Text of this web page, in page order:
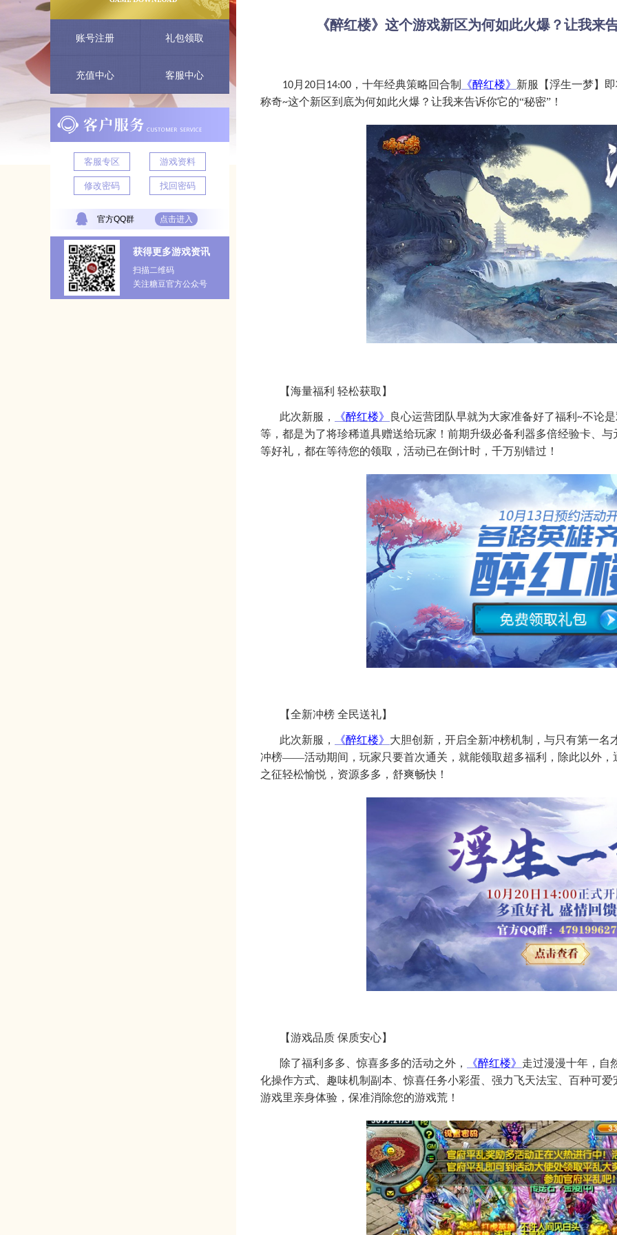
账号注册 礼包领取
充值中心 客服中心
客服专区 游戏资料
修改密码 找回密码
官方QQ群 点击进入
获得更多游戏资讯
扫描二维码
关注糖豆官方公众号
《醉红楼》这个游戏新区为何如此火爆？让我来
10月 20日 14:00 ，十年经典策略回合制 《醉红楼》 新服【浮生一梦】
称奇~这个新区到底为何如此火爆？让我来告诉你它的“秘密”！
【海量福利 轻松获取 】
此次新服， 《醉红楼》 良心运营团队早就为大家准备好了福利 ~不论
等，都是为了将珍稀道具赠送给玩家！前期升级必备利器多倍经验卡、
等好礼，都在等待您的领取，活动已在倒计时，千万别错过！
【全新冲榜 全民送礼】
此次新服， 《醉红楼》 大胆创新，开启全新冲榜机制，与只有第一名
冲榜——活动期间，玩家只要首次通关，就能领取超多福利，除此以外，
之征轻松愉悦，资源多多，舒爽畅快！
【游戏品质 保质安心】
除了福利多多、惊喜多多的活动之外， 《醉红楼》 走过漫漫十年，自
化操作方式、趣味机制副本、惊喜任务小彩蛋、强力飞天法宝、百种可爱
游戏里亲身体验，保准消除您的游戏荒！